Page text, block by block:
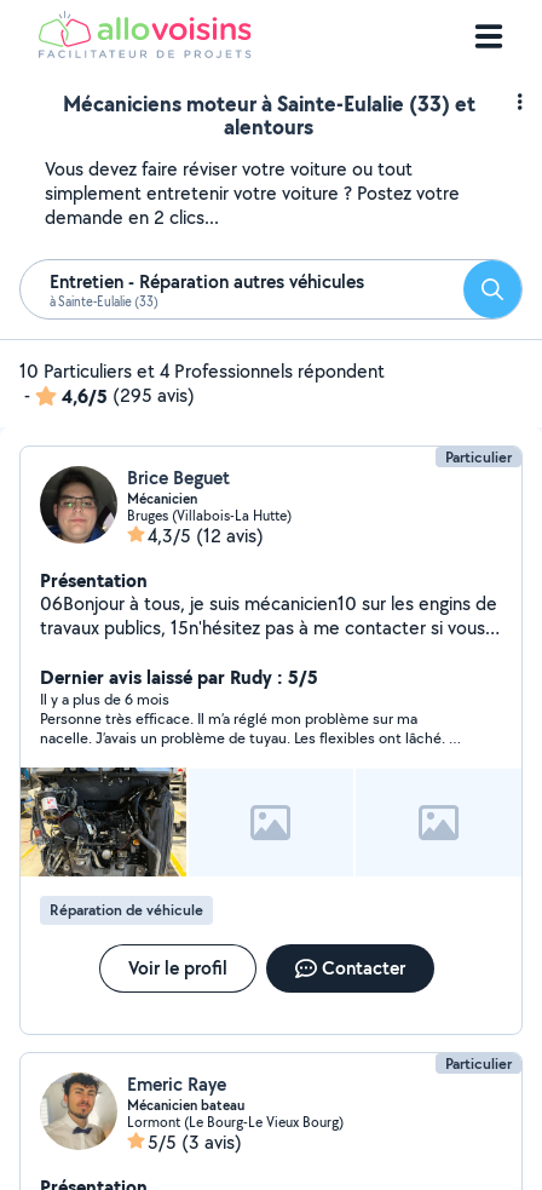
Mécaniciens moteur à Sainte-Eulalie (33) et
alentours
Vous devez faire réviser votre voiture ou tout
simplement entretenir votre voiture ? Postez votre
demande en 2 clics...
Entretien - Réparation autres véhicules
à Sainte-Eulalie (33)
10 Particuliers et 4 Professionnels répondent
-
4,6/5 (295 avis)
Particulier
Brice Beguet
Mécanicien
Bruges (Villabois-La Hutte)
4,3/5 (12 avis)
Présentation
06Bonjour à tous, je suis mécanicien10 sur les engins de
travaux publics, 15n'hésitez pas à me contacter si vous
21effectuer des réparations. Je possède également une
valise diagnostic, je propose le passage de valise pour
30 euros , donc n'hésitez pas à me contacter
Dernier avis laissé par Rudy : 5/5
Il y a plus de 6 mois
Personne très efficace. Il m’a réglé mon problème sur ma
nacelle. J’avais un problème de tuyau. Les flexibles ont lâché. Il
fonctionne. Personne a recommandé très fortement.
Cordialement.
Réparation de véhicule
Voir le profil Contacter
Particulier
Emeric Raye
Mécanicien bateau
Lormont (Le Bourg-Le Vieux Bourg)
5/5 (3 avis)